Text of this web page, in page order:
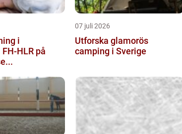
i
HLR på
07 juli 2026
Utforska glamorös
camping i Sverige